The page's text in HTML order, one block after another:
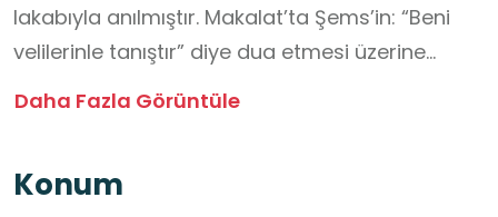
lakabıyla anılmıştır. Makalat’ta Şems’in: “Beni
velilerinle tanıştır” diye dua etmesi üzerine
rüyasında: “Seni bir veliye yoldaş edelim”
öğrenmesinden sonra 1244 yılında Konya’ya
Daha Fazla Görüntüle
Konum